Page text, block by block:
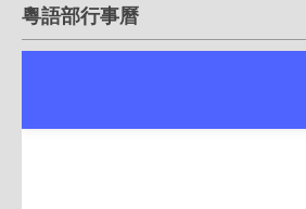
粵語部行事曆